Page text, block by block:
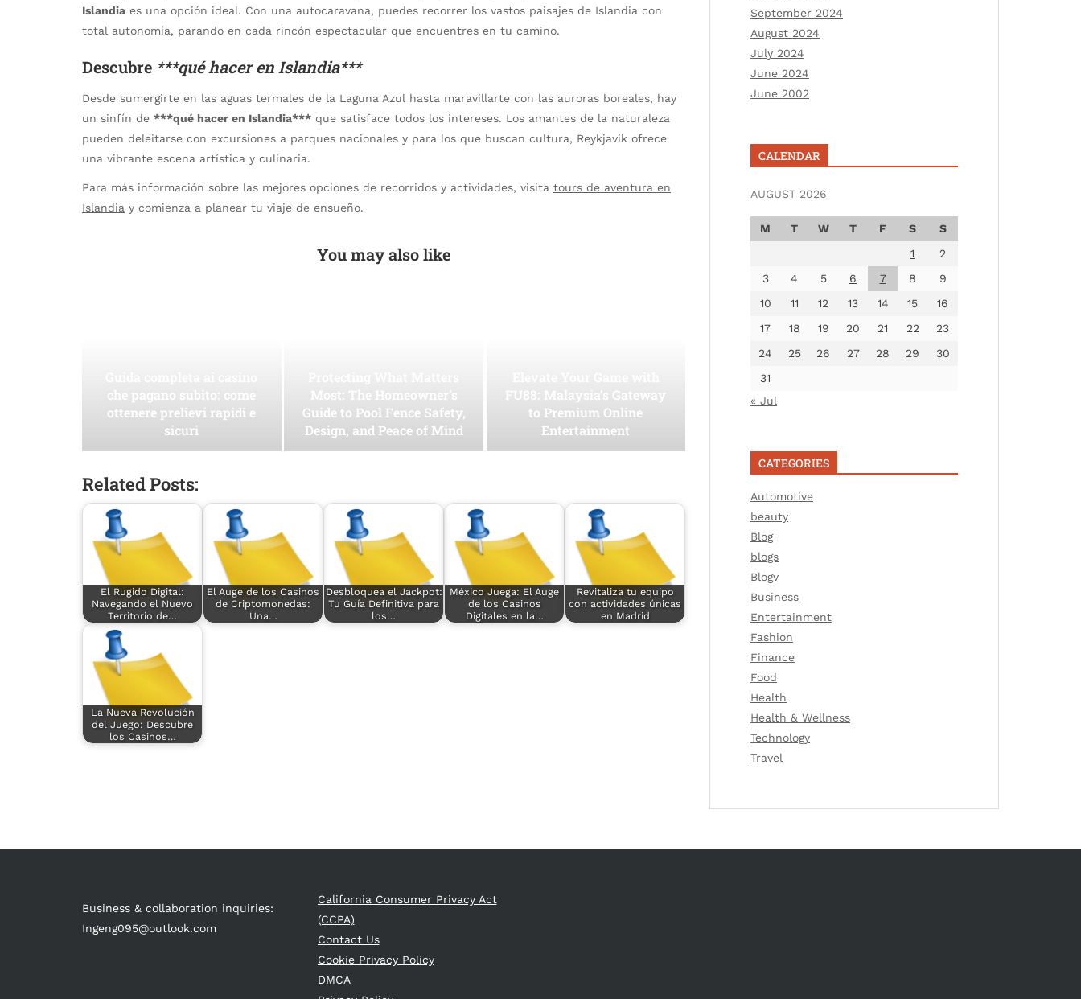
Islandia es una opción ideal. Con una autocaravana, puedes recorrer los vastos paisajes de Islandia con
total autonomía, parando en cada rincón espectacular que encuentres en tu camino.
Descubre ***qué hacer en Islandia***
Desde sumergirte en las aguas termales de la Laguna Azul hasta maravillarte con las auroras boreales, hay
un sinfín de ***qué hacer en Islandia*** que satisface todos los intereses. Los amantes de la naturaleza
pueden deleitarse con excursiones a parques nacionales y para los que buscan cultura, Reykjavik ofrece
una vibrante escena artística y culinaria.
Para más información sobre las mejores opciones de recorridos y actividades, visita tours de aventura en
Islandia y comienza a planear tu viaje de ensueño.
You may also like
che pagano subito: come
ottenere prelievi rapidi e
sicuri
Most: The Homeowner’s
Guide to Pool Fence Safety,
Design, and Peace of Mind
FU88: Malaysia’s Gateway
to Premium Online
Entertainment
Related Posts:
El Rugido Digital:
Navegando el Nuevo
Territorio de…
El Auge de los Casinos
de Criptomonedas:
Una…
Desbloquea el Jackpot:
Tu Guía Definitiva para
los…
México Juega: El Auge
de los Casinos
Digitales en la…
Revitaliza tu equipo
con actividades únicas
en Madrid
La Nueva Revolución
del Juego: Descubre
los Casinos…
September 2024
August 2024
July 2024
June 2024
June 2002
CALENDAR
AUGUST 2026
M T W T F S
S
1
2
3
4 5 6 7 8
9
10
11 12 13 14 15
16
17
18 19 20 21 22
23
24
25 26 27 28 29
30
31
« Jul
CATEGORIES
Automotive
beauty
Blog
blogs
Blogv
Business
Entertainment
Fashion
Finance
Food
Health
Health & Wellness
Technology
Travel
Business & collaboration inquiries:
Ingeng095@outlook.com
California Consumer Privacy Act
(CCPA)
Contact Us
Cookie Privacy Policy
DMCA